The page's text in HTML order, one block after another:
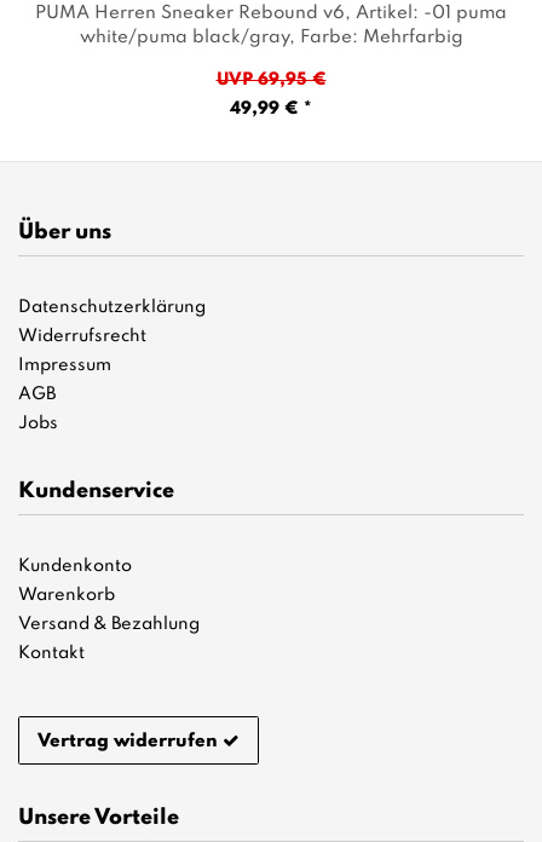
PUMA Herren Sneaker Rebound v6, Artikel: -01 puma
white/puma black/gray, Farbe: Mehrfarbig
UVP 69,95 €
49,99 € *
Über uns
Datenschutzerklärung
Widerrufsrecht
Impressum
AGB
Jobs
Kundenservice
Kundenkonto
Warenkorb
Versand & Bezahlung
Kontakt
Vertrag widerrufen
Unsere Vorteile